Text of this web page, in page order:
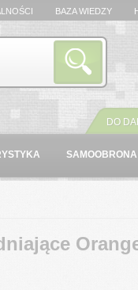
BAZA WIEDZY
DO
SAMOOBRONA